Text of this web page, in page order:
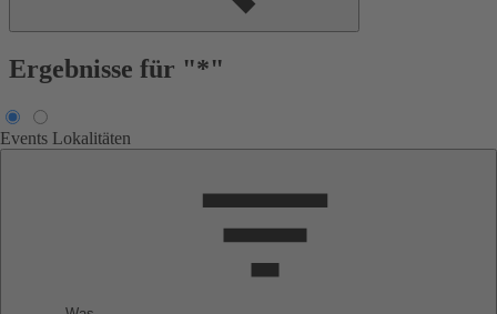
Ergebnisse für "*"
Events Lokalitäten